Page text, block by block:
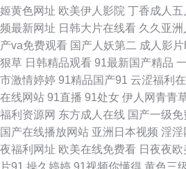
频 91福利姬 欧美精品网页 91网站免费视频
本a阿v免费视频 91探花一区在线 欧美日韩瑞
先锋中文字幕18 欧美自拍视频网站 91天堂
免费 欧美婷婷色九月 91三级片免费男同 亚
姬黄色网址 欧美伊人影院 丁香成人五
频最新网址 日韩大片在线看 久久亚洲
产va免费观看 国产人妖第二 成人影片
狠草 日韩精品观看 91最新国产精品
市激情婷婷 91精品国产91 云涩福利
在线网站 91直播 91处女 伊人网青青
福利资源网 东方成人在线 国产一级
国产在线播放网站 亚洲日本视频 淫淫
夜福利网址 欧美在线免费看 日夜夜欧
片91 操久婷婷 91视频你懂得 黄色三